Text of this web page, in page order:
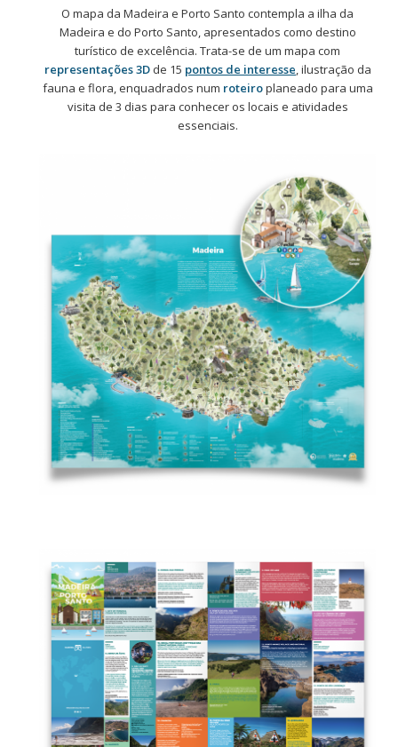
O mapa da Madeira e Porto Santo contempla a ilha da
Madeira e do Porto Santo, apresentados como destino
turístico de excelência. Trata-se de um mapa com
representações 3Dde 15 pontos de interesse, ilustração da
fauna e flora, enquadrados num roteiroplaneado para uma
visita de 3 dias para conhecer os locais e atividades
essenciais.